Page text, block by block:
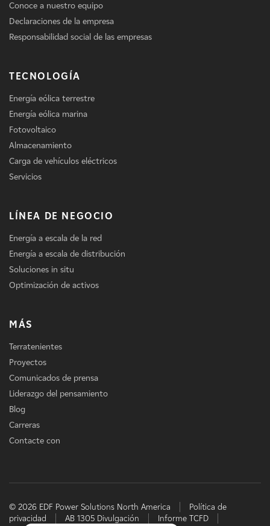
Conoce a nuestro equipo
Declaraciones de la empresa
Responsabilidad social de las empresas
TECNOLOGÍA
Energía eólica terrestre
Energía eólica marina
Fotovoltaico
Almacenamiento
Carga de vehículos eléctricos
Servicios
LÍNEA DE NEGOCIO
Energía a escala de la red
Energía a escala de distribución
Soluciones in situ
Optimización de activos
MÁS
Terratenientes
Proyectos
Comunicados de prensa
Liderazgo del pensamiento
Blog
Carreras
Contacte con
© 2026 EDF Power Solutions North America
Política de
privacidad
AB 1305 Divulgación
Informe TCFD